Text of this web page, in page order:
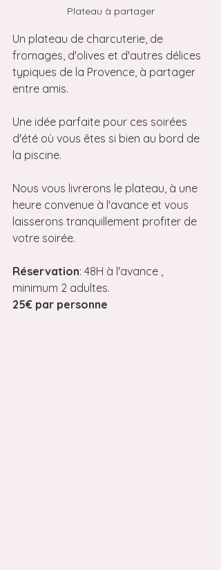
Plateau à partager
Un plateau de charcuterie, de
fromages, d'olives et d'autres délices
typiques de la Provence, à partager
entre amis.
Une idée parfaite pour ces soirées
d'été où vous êtes si bien au bord de
la piscine.
Nous vous livrerons le plateau, à une
heure convenue à l'avance et vous
laisserons tranquillement profiter de
votre soirée.
Réservation: 48H à l'avance ,
minimum 2 adultes.
25€ par personne